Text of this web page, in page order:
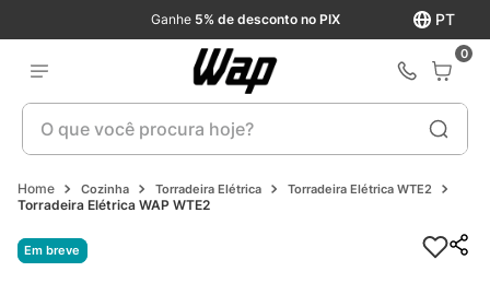
PT
Ganhe 5% de desconto no PIX
0
O que você procura hoje?
Cozinha Torradeira Elétrica Torradeira Elétrica WTE2
Torradeira Elétrica WAP WTE2
Em breve
Em breve